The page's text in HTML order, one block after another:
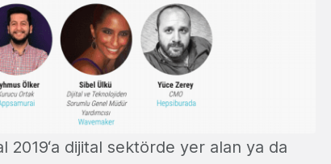
dijital sektörde yer alan ya da